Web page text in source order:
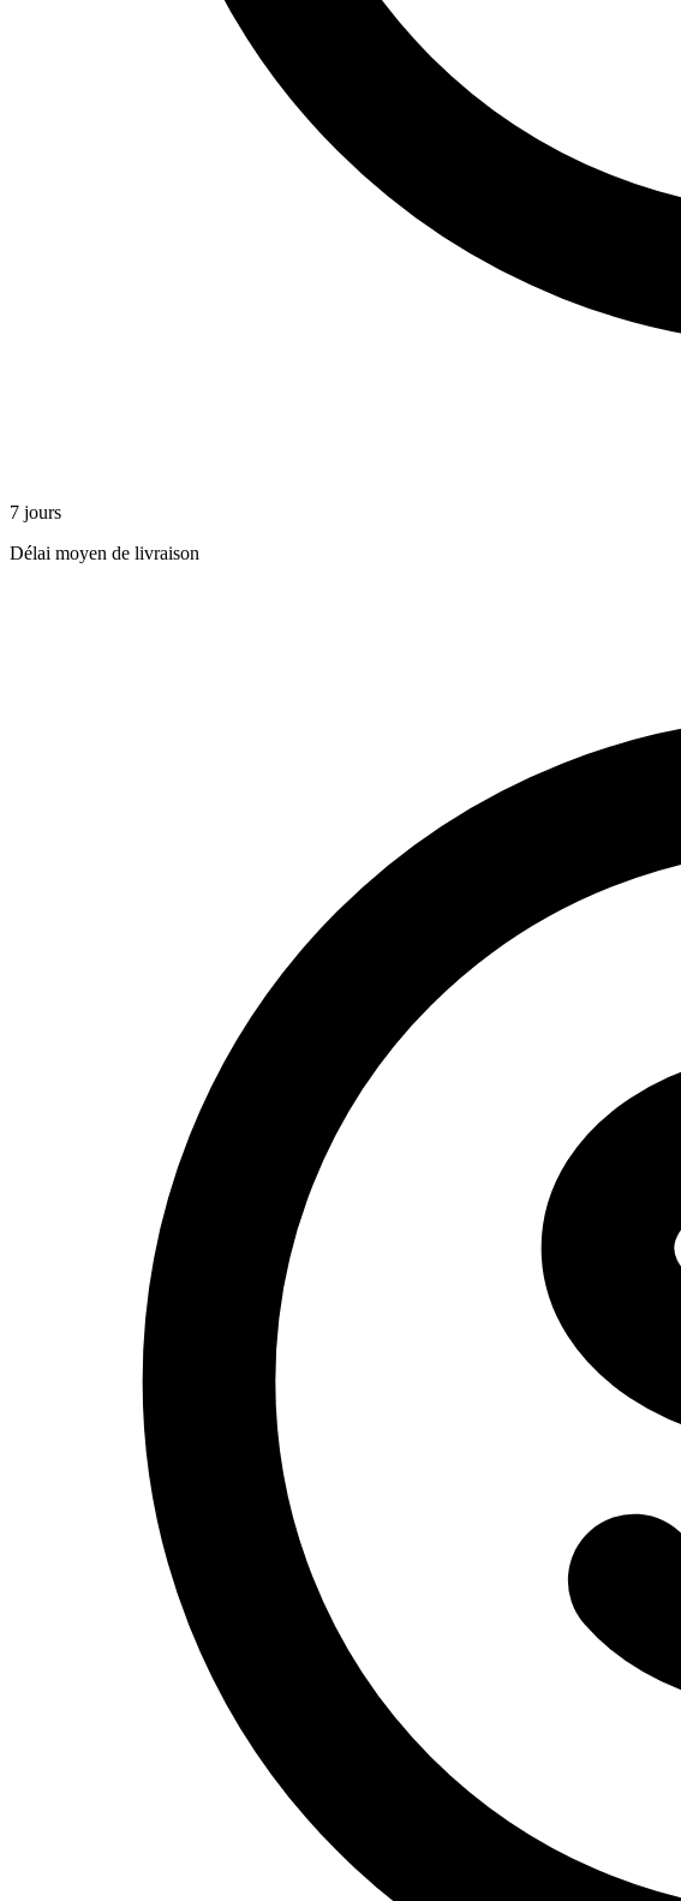
7 jours
Délai moyen de livraison